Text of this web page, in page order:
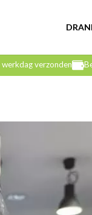
verzonden